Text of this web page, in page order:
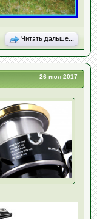
Читать дальше...
26 июл 2017